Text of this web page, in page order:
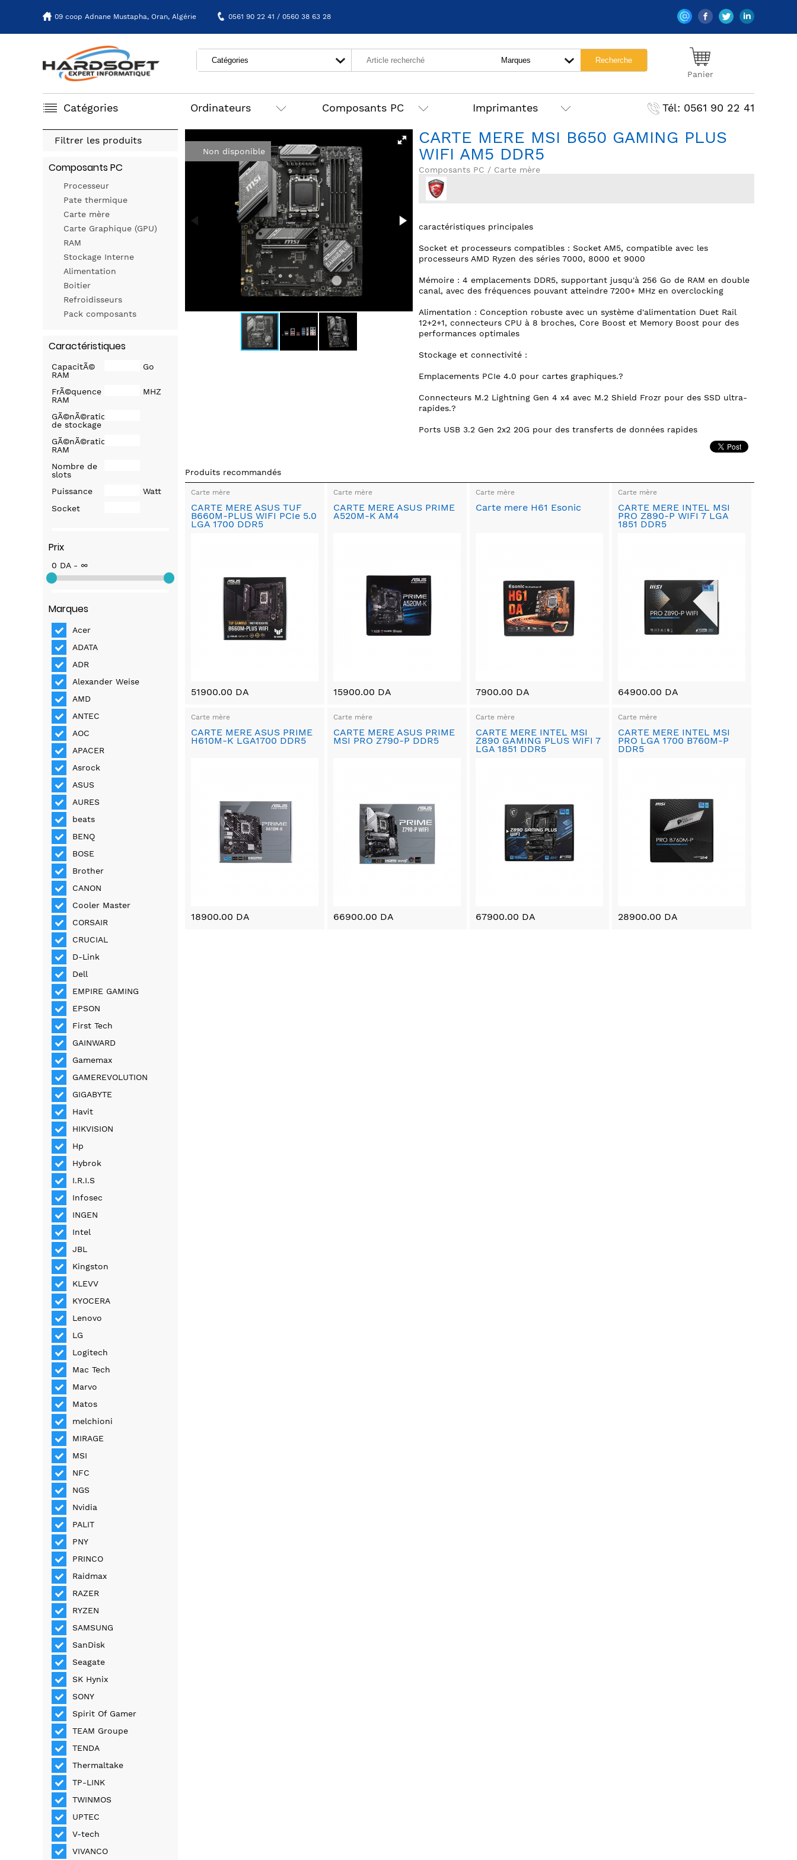
09 coop Adnane Mustapha, Oran, Algérie 0561 90 22 41 / 0560 38 63 28
Panier
Catégories Ordinateurs Composants PC Imprimantes Tél: 0561 90 22 41
CARTE MERE MSI B650 GAMING PLUS
WIFI AM5 DDR5
Composants PC / Carte mère
caractéristiques principales
Socket et processeurs compatibles : Socket AM5, compatible avec les
processeurs AMD Ryzen des séries 7000, 8000 et 9000
Mémoire : 4 emplacements DDR5, supportant jusqu'à 256 Go de RAM en double
canal, avec des fréquences pouvant atteindre 7200+ MHz en overclocking
Alimentation : Conception robuste avec un système d'alimentation Duet Rail
12+2+1, connecteurs CPU à 8 broches, Core Boost et Memory Boost pour des
performances optimales
Stockage et connectivité :
Emplacements PCIe 4.0 pour cartes graphiques.?
Connecteurs M.2 Lightning Gen 4 x4 avec M.2 Shield Frozr pour des SSD ultra-
rapides.?
Ports USB 3.2 Gen 2x2 20G pour des transferts de données rapides
Non disponible
Produits recommandés
Carte mère
CARTE MERE ASUS TUF
B660M-PLUS WIFI PCIe 5.0
LGA 1700 DDR5
51900.00 DA
Carte mère
CARTE MERE ASUS PRIME
A520M-K AM4
15900.00 DA
Carte mère
Carte mere H61 Esonic
7900.00 DA
Carte mère
CARTE MERE INTEL MSI
PRO Z890-P WIFI 7 LGA
1851 DDR5
64900.00 DA
Carte mère
CARTE MERE ASUS PRIME
H610M-K LGA1700 DDR5
18900.00 DA
Carte mère
CARTE MERE ASUS PRIME
MSI PRO Z790-P DDR5
66900.00 DA
Carte mère
CARTE MERE INTEL MSI
Z890 GAMING PLUS WIFI 7
LGA 1851 DDR5
67900.00 DA
Carte mère
CARTE MERE INTEL MSI
PRO LGA 1700 B760M-P
DDR5
28900.00 DA
Filtrer les produits
Composants PC
Processeur
Pate thermique
Carte mère
Carte Graphique (GPU)
RAM
Stockage Interne
Alimentation
Boitier
Refroidisseurs
Pack composants
Caractéristiques
CapacitÃ©
RAM
Go
FrÃ©quence
RAM
MHZ
GÃ©nÃ©ration
de stockage
GÃ©nÃ©ration
RAM
Nombre de
slots
Puissance
Watt
Socket
Prix
0 DA - ∞
Marques
Acer
ADATA
ADR
Alexander Weise
AMD
ANTEC
AOC
APACER
Asrock
ASUS
AURES
beats
BENQ
BOSE
Brother
CANON
Cooler Master
CORSAIR
CRUCIAL
D-Link
Dell
EMPIRE GAMING
EPSON
First Tech
GAINWARD
Gamemax
GAMEREVOLUTION
GIGABYTE
Havit
HIKVISION
Hp
Hybrok
I.R.I.S
Infosec
INGEN
Intel
JBL
Kingston
KLEVV
KYOCERA
Lenovo
LG
Logitech
Mac Tech
Marvo
Matos
melchioni
MIRAGE
MSI
NFC
NGS
Nvidia
PALIT
PNY
PRINCO
Raidmax
RAZER
RYZEN
SAMSUNG
SanDisk
Seagate
SK Hynix
SONY
Spirit Of Gamer
TEAM Groupe
TENDA
Thermaltake
TP-LINK
TWINMOS
UPTEC
V-tech
VIVANCO